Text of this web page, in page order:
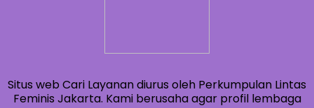
Situs web Cari Layanan diurus oleh Perkumpulan Lintas
Feminis Jakarta. Kami berusaha agar profil lembaga